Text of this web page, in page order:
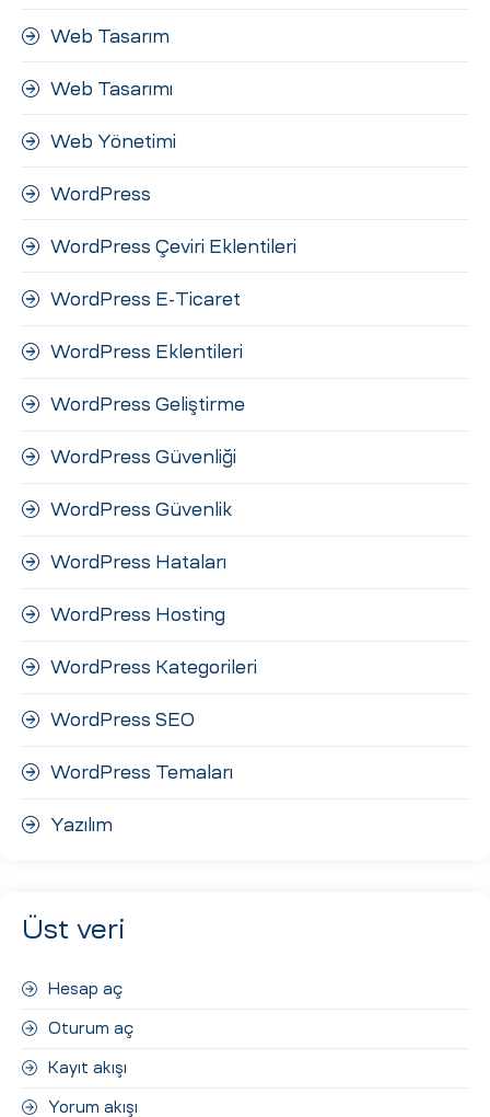
Web Tasarım
Web Tasarımı
Web Yönetimi
WordPress
WordPress Çeviri Eklentileri
WordPress E-Ticaret
WordPress Eklentileri
WordPress Geliştirme
WordPress Güvenliği
WordPress Güvenlik
WordPress Hataları
WordPress Hosting
WordPress Kategorileri
WordPress SEO
WordPress Temaları
Yazılım
Üst veri
Hesap aç
Oturum aç
Kayıt akışı
Yorum akışı